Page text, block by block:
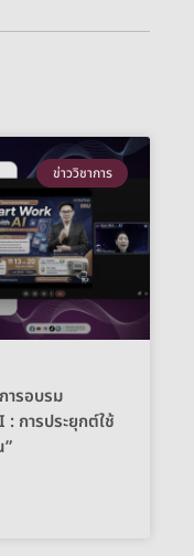
ข่าววิชาการ
ารอบรม
การประยุกต์ใช้